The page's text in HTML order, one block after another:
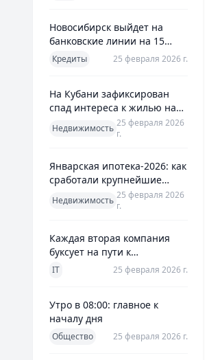
Новосибирск выйдет на
банковские линии на 15
млрд рублей для закрытия
дефицита
Кредиты 25 февраля 2026 г.
На Кубани зафиксирован
спад интереса к жилью на
Недвижимость 25 февраля 2026
г.
Январская ипотека-2026: как
сработали крупнейшие
банки и что это значит для
заемщиков
Недвижимость 25 февраля 2026
г.
Каждая вторая компания
буксует на пути к
полноценной ERP
IT 25 февраля 2026 г.
Утро в 08:00: главное к
началу дня
Общество 25 февраля 2026 г.